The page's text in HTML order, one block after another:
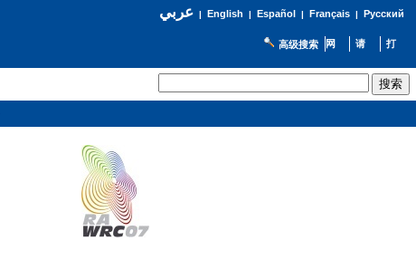
عربي| English | Español | Français| Русский
高级搜索